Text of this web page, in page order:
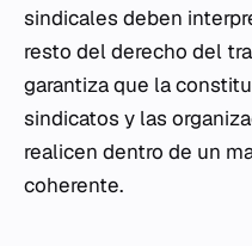
sindicales deben
resto del derecho del
garantiza que la
sindicatos y las
realicen dentro de un
coherente.